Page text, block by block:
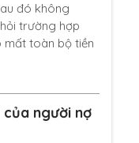
đó không
trường hợp
mất toàn bộ tiền
người nợ